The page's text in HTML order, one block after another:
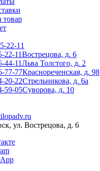
товар
22-11
22-11Вострецова, д. 6
44-11Льва Толстого, д. 2
77-77Краснореченская, д. 98
20-22Стрельникова, д. 6а
59-05Суворова, д. 10
ул. Вострецова, д. 6